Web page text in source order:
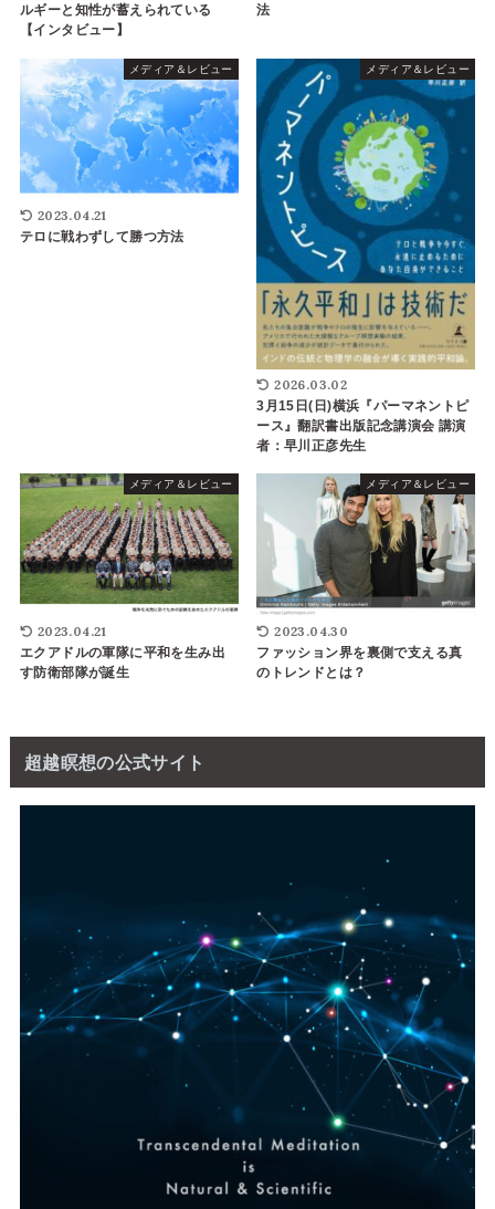
ルギーと知性が蓄えられている
【インタビュー】
法
メディア＆レビュー
2023.04.21
テロに戦わずして勝つ方法
メディア＆レビュー
2026.03.02
3月15日(日)横浜『パーマネントピ
ース』翻訳書出版記念講演会 講演
者：早川正彦先生
メディア＆レビュー
2023.04.21
エクアドルの軍隊に平和を生み出
す防衛部隊が誕生
メディア＆レビュー
2023.04.30
ファッション界を裏側で支える真
のトレンドとは？
超越瞑想の公式サイト